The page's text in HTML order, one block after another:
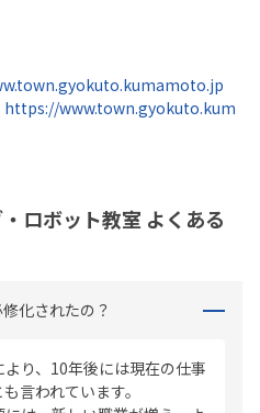
https://www.town.gyokuto.kum
ロボット教室 よくある
化されたの？
り、10年後には現在の仕事
言われています。